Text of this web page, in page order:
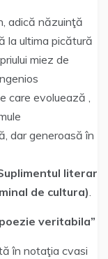
adică năzuinţă
la ultima picătură
miez de
care evoluează ,
dar generoasă în
literar
de cultura).
veritabila”
în notaţia cvasi